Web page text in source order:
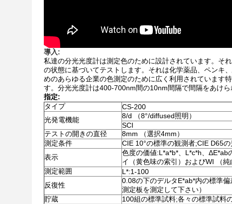
導入:
私達の分光光度計は測定色のために設計されています。そ
の状態に基づいてテストします。それは化学薬品、ペンキ
めのあらゆる企業の色測定のために広く利用されています
す。分光光度計は400-700nm間の10nm間隔で間隔をあけ
指定:
タイプ
CS-200
光発電機能
8/d （8°/diffused照明）
SCI
テストの開きの直径
8mm （選択4mm）
測定条件
CIE 10°の標準の観測者;CIE D65
表示
色度の価値:L*a*b*、L*c*h、ΔE*ab
イ（黄色味の索引）およびWI （純
測定範囲
L*:1-100
反復性
0.08の下のデルタE*ab*内の標準
測定板を測定して下さい）
貯蔵
100組の標準試料;各々の標準試料